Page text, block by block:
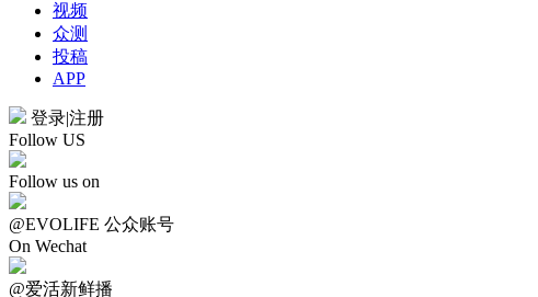
视频
众测
投稿
APP
登录|注册
Follow US
Follow us on
@EVOLIFE 公众账号
On Wechat
@爱活新鲜播